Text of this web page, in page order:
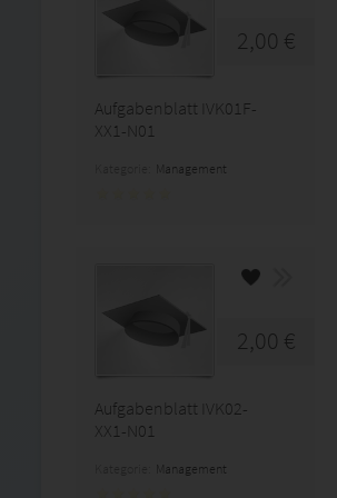
2,00 €
Aufgabenblatt IVK01F-
XX1-N01
Management
2,00 €
Aufgabenblatt IVK02-
XX1-N01
Management